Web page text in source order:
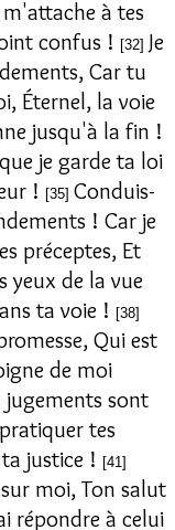
m'attache à tes
confus ! [32] Je
Car tu
Éternel, la voie
jusqu'à la fin !
je garde ta loi
! [35] Conduis-
! Car je
préceptes, Et
yeux de la vue
ta voie ! [38]
Qui est
de moi
jugements sont
tes
justice ! [41]
moi, Ton salut
répondre à celui